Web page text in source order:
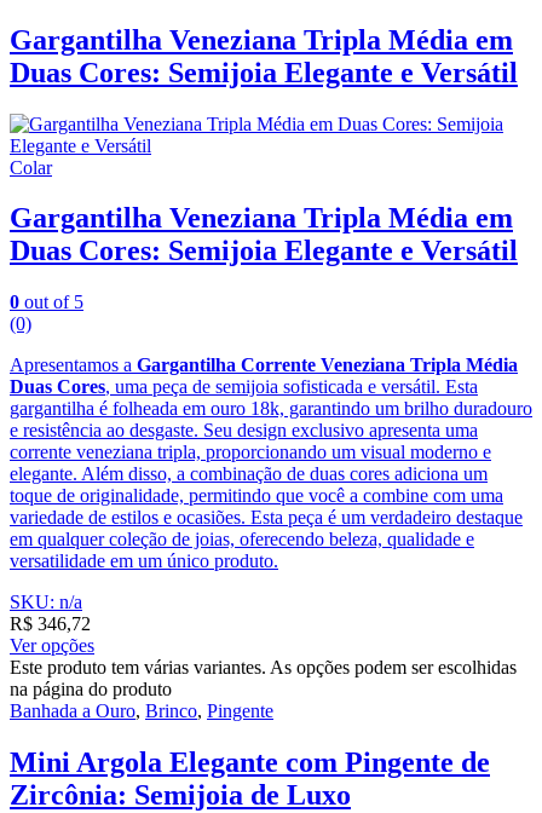
Gargantilha Veneziana Tripla Média em
Duas Cores: Semijoia Elegante e Versátil
Colar
Gargantilha Veneziana Tripla Média em
Duas Cores: Semijoia Elegante e Versátil
0 out of 5
(0)
Apresentamos a Gargantilha Corrente Veneziana Tripla Média
Duas Cores, uma peça de semijoia sofisticada e versátil. Esta
gargantilha é folheada em ouro 18k, garantindo um brilho duradouro
e resistência ao desgaste. Seu design exclusivo apresenta uma
corrente veneziana tripla, proporcionando um visual moderno e
elegante. Além disso, a combinação de duas cores adiciona um
toque de originalidade, permitindo que você a combine com uma
variedade de estilos e ocasiões. Esta peça é um verdadeiro destaque
em qualquer coleção de joias, oferecendo beleza, qualidade e
versatilidade em um único produto.
SKU: n/a
R$ 346,72
Ver opções
Este produto tem várias variantes. As opções podem ser escolhidas
na página do produto
Banhada a Ouro, Brinco, Pingente
Mini Argola Elegante com Pingente de
Zircônia: Semijoia de Luxo